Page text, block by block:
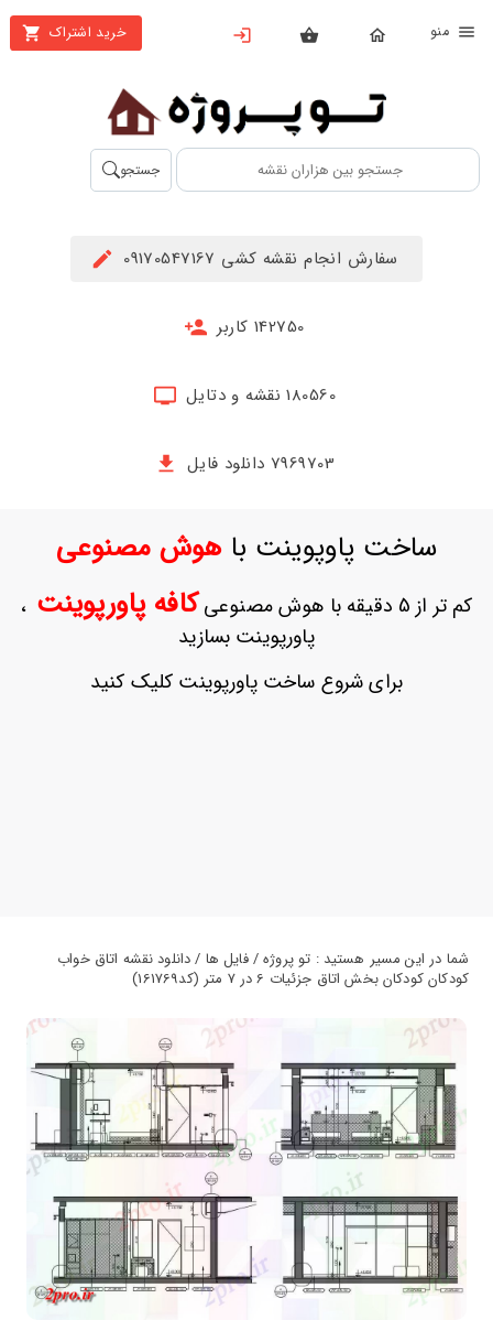
خرید اشتراک
بستن
محصولات
تهیه
اشتراک
حساب
ثبت
بازیابی
جستجو
سفارش انجام نقشه کشی 09170547167
142750 کاربر
180560 نقشه و دتایل
7969703 دانلود فایل
ساخت پاوپوینت باهوش مصنوعی
کم تر از 5 دقیقه با هوش مصنوعی کافه پاورپوینت ،
پاورپوینت بسازید
برای شروع ساخت پاورپوینت کلیک کنید
شما در این مسیر هستید : تو پروژه / فایل ها / دانلود نقشه اتاق خواب
کودکان کودکان بخش اتاق جزئیات 6 در 7 متر (کد161769)